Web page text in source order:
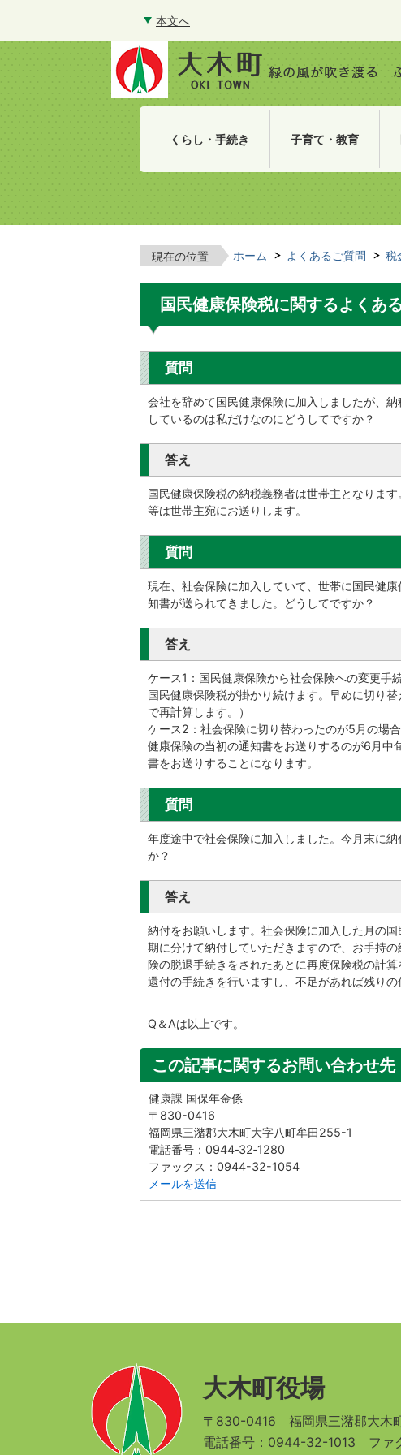
本文へ
くらし・手続き 子育て・教育
現在の位置 ホーム よくあるご質問 税
国民健康保険税に関するよくあ
質問
会社を辞めて国民健康保険に加入しましたが、
しているのは私だけなのにどうしてですか？
答え
国民健康保険税の納税義務者は世帯主となりま
等は世帯主宛にお送りします。
質問
現在、社会保険に加入していて、世帯に国民健
知書が送られてきました。どうしてですか？
答え
ケース1：国民健康保険から社会保険への変更手
国民健康保険税が掛かり続けます。早めに切り
で再計算します。）
ケース2：社会保険に切り替わったのが5月の場
健康保険の当初の通知書をお送りするのが6月
書をお送りすることになります。
質問
年度途中で社会保険に加入しました。今月末に
か？
答え
納付をお願いします。社会保険に加入した月の
期に分けて納付していただきますので、お手持
険の脱退手続きをされたあとに再度保険税の計
還付の手続きを行いますし、不足があれば残りの
Q＆Aは以上です。
この記事に関するお問い合わせ先
健康課 国保年金係
〒830-0416
福岡県三潴郡大木町大字八町牟田255-1
電話番号：0944‐32‐1280
ファックス：0944-32-1054
メールを送信
大木町役場
〒830-0416 福岡県三潴郡大木
電話番号：0944-32-1013 ファ